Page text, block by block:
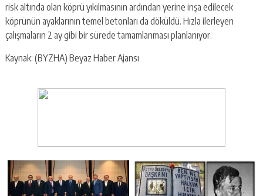
risk altında olan köprü yıkılmasının ardından yerine inşa edilecek
köprünün ayaklarının temel betonları da döküldü. Hızla ilerleyen
çalışmaların 2 ay gibi bir sürede tamamlanması planlanıyor.
Kaynak: (BYZHA) Beyaz Haber Ajansı